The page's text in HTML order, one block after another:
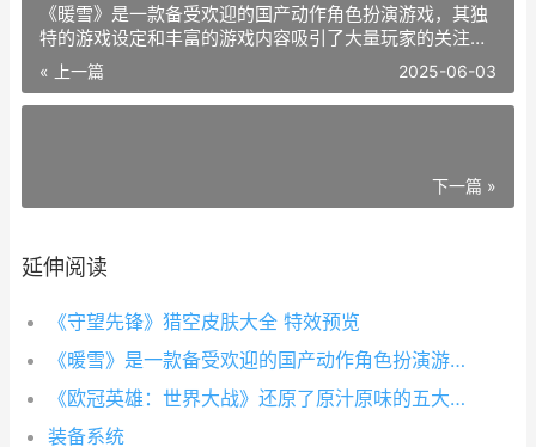
《暖雪》是一款备受欢迎的国产动作角色扮演游戏，其独
特的游戏设定和丰富的游戏内容吸引了大量玩家的关注，
在游戏中，绝世武器华佗作为一把重要的武器，备受玩家
们的追捧，本文将对《暖雪》中的绝世武器华佗的属性进
« 上一篇 2025-06-03
下一篇 »
延伸阅读
《守望先锋》猎空皮肤大全 特效预览
《暖雪》是一款备受欢迎的国产动作角色扮演游戏，其独特的游戏设定和丰富的游戏内容吸引了大量玩家的关注，在游戏中，绝世武器华佗作为一把重要的武器，备受玩家们的追捧，本文将对《暖雪》中的绝世武器华佗的属性进
《欧冠英雄：世界大战》还原了原汁原味的五大联赛赛制，对赛季时间进行了精简每周为一赛季，周一至周六进行联赛比赛，周日根据玩家联赛排名进行欧冠/欧联比赛。
装备系统